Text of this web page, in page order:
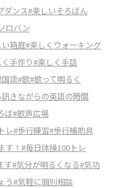
ダンス#楽しいそろばん
ロバン
箱庭#楽しくウォーキング
手作り#楽しく手話
語#歌#歌って明るく
きながらの英語の時間
ば#歌声広場
レ#歩行練習#歩行補助具
す！ #毎日体操100トレ
す#気分が明るくなる#気功
う#気軽に個別相談